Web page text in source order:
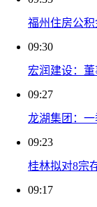
福州住房公
09:30
宏润建设：
09:27
龙湖集团：
09:23
桂林拟对8宗
09:17